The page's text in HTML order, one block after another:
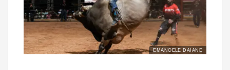
EMANOELE DAIANE